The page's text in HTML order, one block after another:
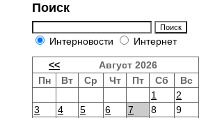
Поиск
Интерновости Интернет
<<
Август 2026
Пн
Вт Ср Чт Пт Сб
Вс
1
2
3
4 5 6 7 8
9